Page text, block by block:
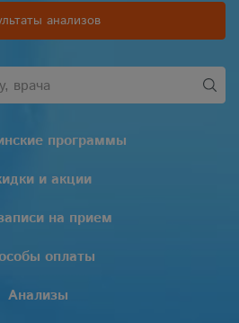
анализов
программы
и акции
на прием
оплаты
Анализы